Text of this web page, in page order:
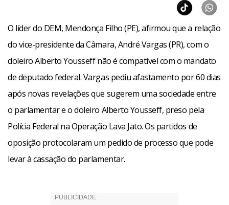
O líder do DEM, Mendonça Filho (PE), afirmou que a relação
do vice-presidente da Câmara, André Vargas (PR), com o
doleiro Alberto Yousseff não é compatível com o mandato
de deputado federal. Vargas pediu afastamento por 60 dias
após novas revelações que sugerem uma sociedade entre
o parlamentar e o doleiro Alberto Yousseff, preso pela
Polícia Federal na Operação Lava Jato. Os partidos de
oposição protocolaram um pedido de processo que pode
levar à cassação do parlamentar.